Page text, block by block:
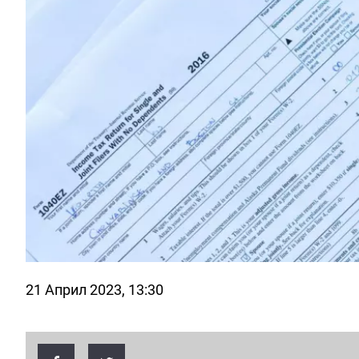
21 Април 2023, 13:30